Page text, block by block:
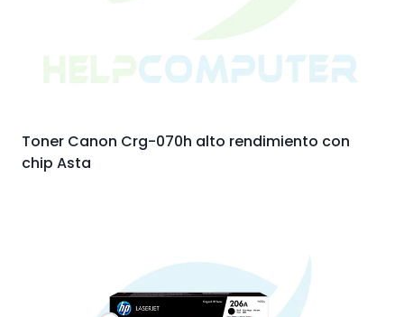
Toner Canon Crg-070h alto rendimiento con
chip Asta